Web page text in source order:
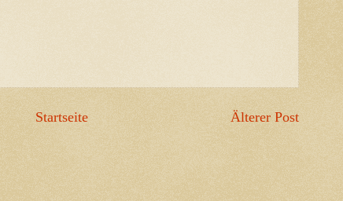
Älterer Post
Startseite